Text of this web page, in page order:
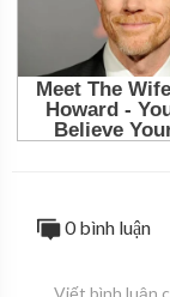
0 bình luận